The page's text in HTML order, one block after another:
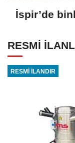
İspir’de
RESMİ
RESMİ İLANDIR